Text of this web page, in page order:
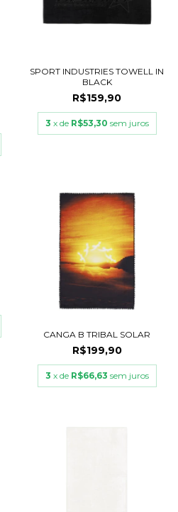
SPORT INDUSTRIES TOWELL IN
BLACK
R$159,90
3 x de R$53,30 sem juros
CANGA B TRIBAL SOLAR
R$199,90
3 x de R$66,63 sem juros